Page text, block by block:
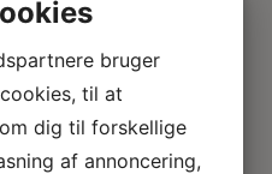
bruger
til at
dig til forskellige
af annoncering,